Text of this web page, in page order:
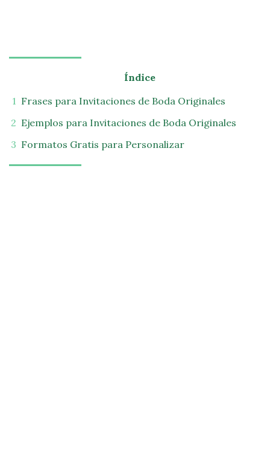
Índice
Frases para Invitaciones de Boda Originales
Ejemplos para Invitaciones de Boda Originales
Formatos Gratis para Personalizar